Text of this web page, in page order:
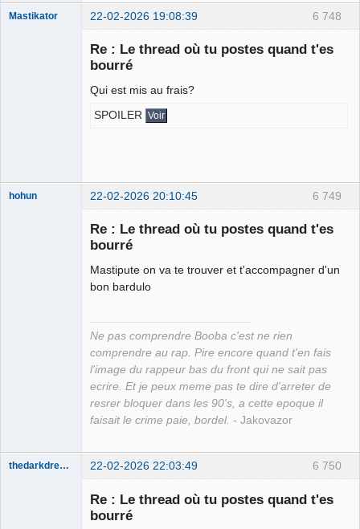
6 748
Mastikator 22-02-2026 19:08:39
Re : Le thread où tu postes quand t'es
bourré
Qui est mis au frais?
SPOILER
Voir
6 749
hohun 22-02-2026 20:10:45
Re : Le thread où tu postes quand t'es
bourré
Mastipute on va te trouver et t'accompagner d'un
bon bardulo
Ne pas comprendre Booba c'est ne rien
comprendre au rap. Pire encore quand t'en fais
l'image du rappeur bas du front qui ne sait pas
ecrire. Et je peux meme pas te dire d'arreter de
resrer bloquer dans les 90's, a cette epoque il
faisait le crime paie, bordel. - Jakovazor
6 750
thedarkdreamer 22-02-2026 22:03:49
Re : Le thread où tu postes quand t'es
bourré